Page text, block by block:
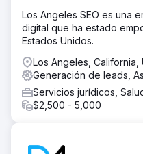
Los Angeles SEO es una
digital que ha estado
Estados Unidos.
Los Angeles, California,
Generación de leads,
Servicios jurídicos,
$2,500 - 5,000